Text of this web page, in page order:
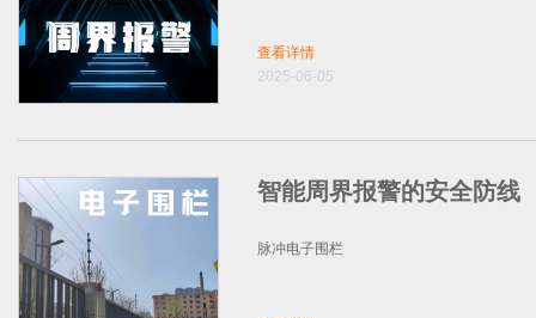
查看详情
2025-06-05
智能周界报警的安全防线
脉冲电子围栏